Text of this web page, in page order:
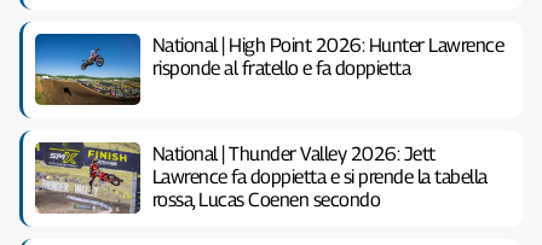
National | High Point 2026: Hunter Lawrence
risponde al fratello e fa doppietta
National | Thunder Valley 2026: Jett
Lawrence fa doppietta e si prende la tabella
rossa, Lucas Coenen secondo